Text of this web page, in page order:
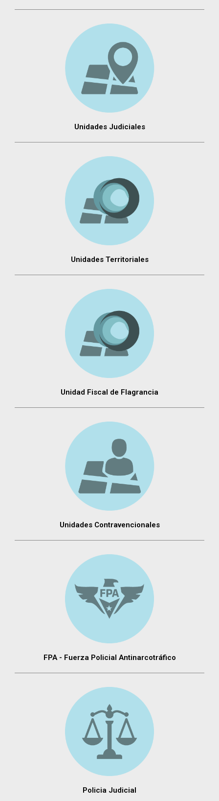
Unidades Judiciales
Unidades Territoriales
Unidad Fiscal de Flagrancia
Unidades Contravencionales
FPA - Fuerza Policial Antinarcotráfico
Policia Judicial